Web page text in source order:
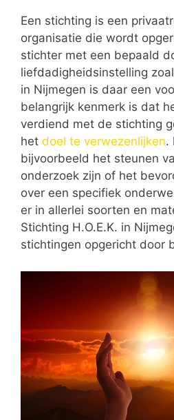
Een stichting is een
organisatie die wordt
stichter met een bepaald
liefdadigheidsinstelling
in Nijmegen is daar een
belangrijk kenmerk is dat
verdiend met de stichting
het doel te verwezenlijken.
bijvoorbeeld het steunen
onderzoek zijn of het
over een specifiek
er in allerlei soorten en
Stichting H.O.E.K. in
stichtingen opgericht door